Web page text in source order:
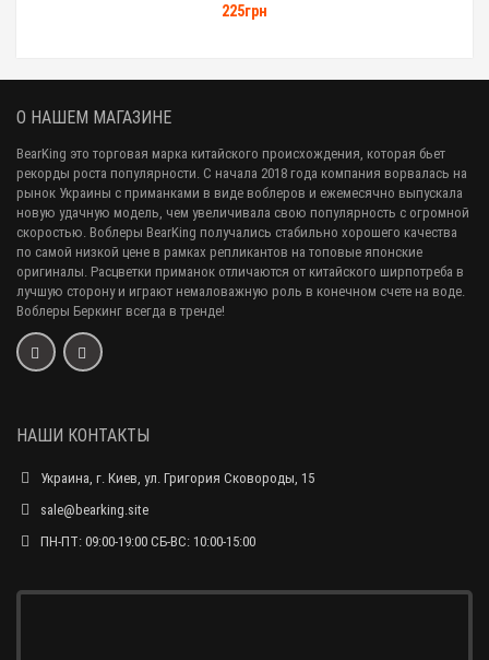
225грн
О НАШЕМ МАГАЗИНЕ
BearKing это торговая марка китайского происхождения, которая бьет
рекорды роста популярности. С начала 2018 года компания ворвалась на
рынок Украины с приманками в виде воблеров и ежемесячно выпускала
новую удачную модель, чем увеличивала свою популярность с огромной
скоростью. Воблеры BearKing получались стабильно хорошего качества
по самой низкой цене в рамках репликантов на топовые японские
оригиналы. Расцветки приманок отличаются от китайского ширпотреба в
лучшую сторону и играют немаловажную роль в конечном счете на воде.
Воблеры Беркинг всегда в тренде!
НАШИ КОНТАКТЫ
Украина, г. Киев, ул. Григория Сковороды, 15
sale@bearking.site
ПН-ПТ: 09:00-19:00 СБ-ВС: 10:00-15:00